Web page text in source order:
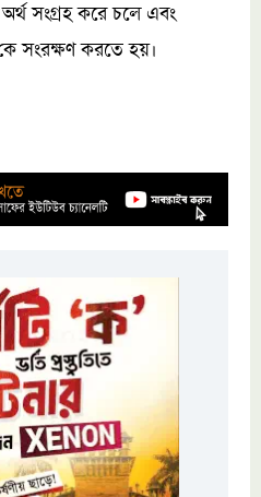
অর্থ সংগ্রহ করে চলে এবং
সংরক্ষণ করতে হয়।